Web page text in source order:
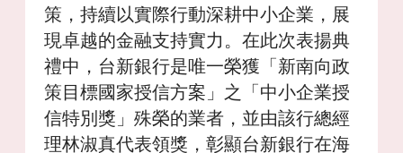
策，持續以實際行動深耕中小企業，展
現卓越的金融支持實力。在此次表揚典
禮中，台新銀行是唯一榮獲「新南向政
策目標國家授信方案」之「中小企業授
信特別獎」殊榮的業者，並由該行總經
理林淑真代表領獎，彰顯台新銀行在海